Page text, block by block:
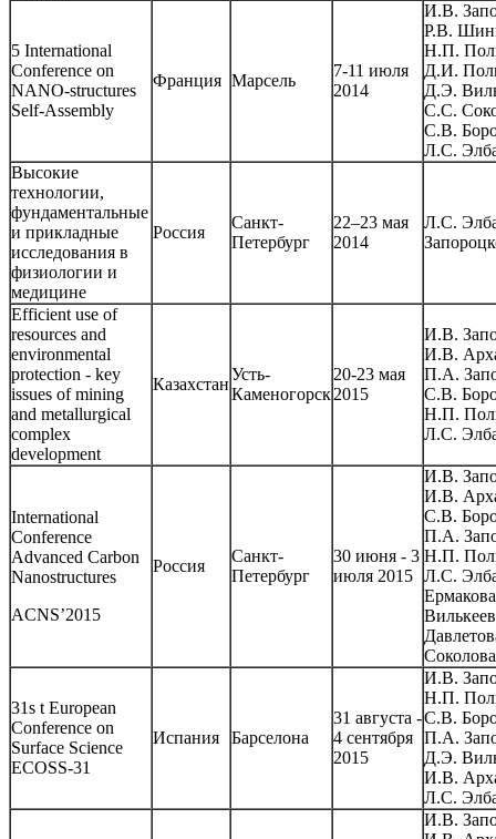
5 International
Conference on
NANO-structures
Self-Assembly
Франция Марсель
7-11 июля
2014
И.В.
Р.В.
Н.П.
Д.И.
Д.Э.
С.С.
С.В.
Л.С.
Высокие
технологии,
фундаментальные
и прикладные
исследования в
физиологии и
медицине
Россия
Санкт-
Петербург
22‒23 мая
2014
Л.С.
Efficient use of
resources and
environmental
protection - key
issues of mining
and metallurgical
complex
development
Казахстан
Усть-
Каменогорск
20-23 мая
2015
И.В.
И.В.
П.А.
С.В.
Н.П.
Л.С.
International
Conference
Advanced Carbon
Nanostructures
ACNS’2015
Россия
Санкт-
Петербург
30 июня - 3
июля 2015
И.В.
И.В.
С.В.
П.А.
Н.П.
Л.С.
Соколова
31s t European
Conference on
Surface Science
ECOSS-31
Испания Барселона
31 августа -
4 сентября
2015
И.В.
Н.П.
С.В.
П.А.
Д.Э.
И.В.
Л.С.
И.В.